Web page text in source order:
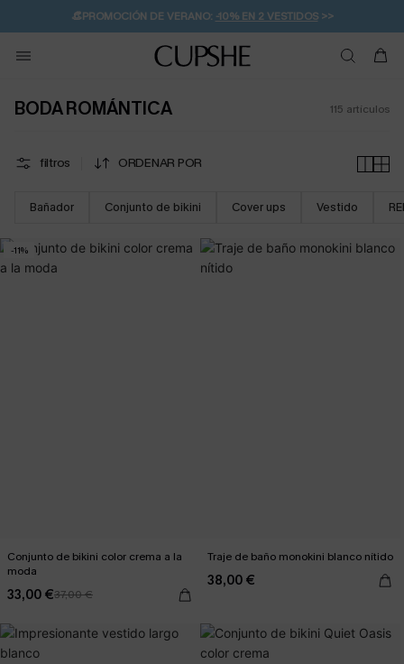
👒PROMOCIÓN DE VERANO: -10% EN 2 VESTIDOS>>
💌¡SUSCRIBIRSE & GANAR -10% EXTRA!
🚚ENVÍO GRATUITO A PARTIR DE 49 € >>
BODA ROMÁNTICA 115 artículos
filtros ORDENAR POR
Bañador Conjunto de bikini Cover ups Vestido
-11%
Conjunto de bikini color crema a la
moda
33,00 €37,00 €
Traje de baño monokini blanco nítido
38,00 €